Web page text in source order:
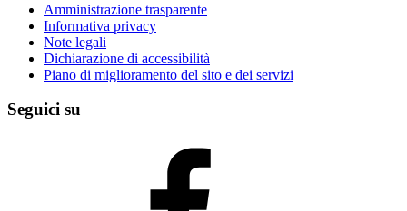
Amministrazione trasparente
Informativa privacy
Note legali
Dichiarazione di accessibilità
Piano di miglioramento del sito e dei servizi
Seguici su